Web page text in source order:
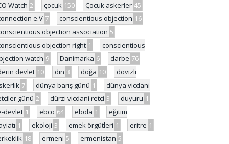
Watch 2 çocuk 150 Çocuk askerler 45
e.V 7 conscientious objection 16
objection association 5
objection right 1
conscientious
watch 9 Danimarka 6 darbe 76
devlet 10 din 3 doğa 10
dövizli
7 dünya barış günü 1
dünya vicdani
günü 2 dürzi vicdani retçi 3 duyuru 1
devlet 1 ebco 64 ebola 1
eğitim
1 ekoloji 3 emek örgütleri 1 eritre 1
18 ermeni 5 ermenistan 5